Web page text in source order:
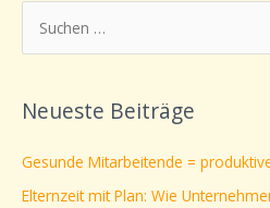
u
h
Neueste Beiträge
Gesunde Mitarbeitende =
Elternzeit mit Plan: Wie